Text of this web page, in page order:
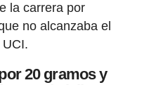
la carrera por
no alcanzaba el
20 gramos y